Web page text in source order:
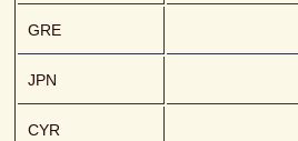
GRE
JPN
CYR